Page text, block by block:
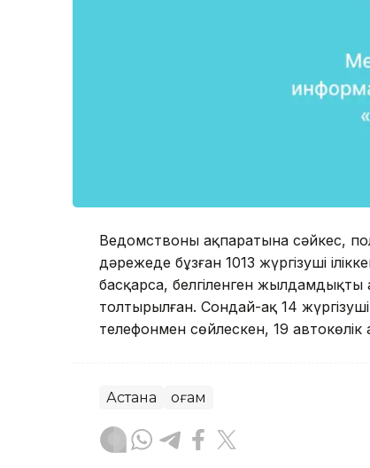
Ведомствоның ақпаратына сәйкес,
дәрежеде бұзған 1013 жүргізуші
басқарса, белгіленген жылдамдықты
толтырылған. Сондай-ақ 14
телефонмен сөйлескен, 19
Астана Қоғам